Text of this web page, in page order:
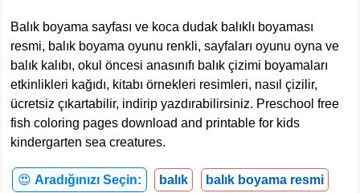
Balık boyama sayfası ve koca dudak balıklı boyaması
resmi, balık boyama oyunu renkli, sayfaları oyunu oyna ve
balık kalıbı, okul öncesi anasınıfı balık çizimi boyamaları
etkinlikleri kağıdı, kitabı örnekleri resimleri, nasıl çizilir,
ücretsiz çıkartabilir, indirip yazdırabilirsiniz. Preschool free
fish coloring pages download and printable for kids
kindergarten sea creatures.
😍 Aradığınızı Seçin: balık balık boyama resmi